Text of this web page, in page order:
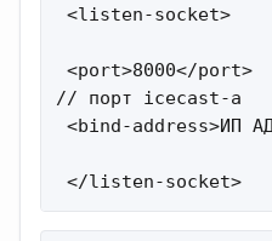
<listen-socket>
<port>8000</port>
// порт icecast-a
<bind-address>ИП
</listen-socket>